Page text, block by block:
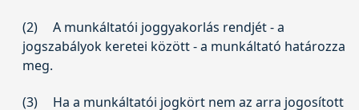
(2)
A munkáltatói joggyakorlás rendjét - a
jogszabályok keretei között - a munkáltató határozza
meg.
(3)
Ha a munkáltatói jogkört nem az arra jogosított